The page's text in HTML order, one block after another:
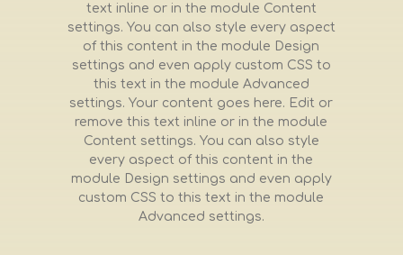
text inline or in the module Content
settings. You can also style every aspect
of this content in the module Design
settings and even apply custom CSS to
this text in the module Advanced
settings. Your content goes here. Edit or
remove this text inline or in the module
Content settings. You can also style
every aspect of this content in the
module Design settings and even apply
custom CSS to this text in the module
Advanced settings.